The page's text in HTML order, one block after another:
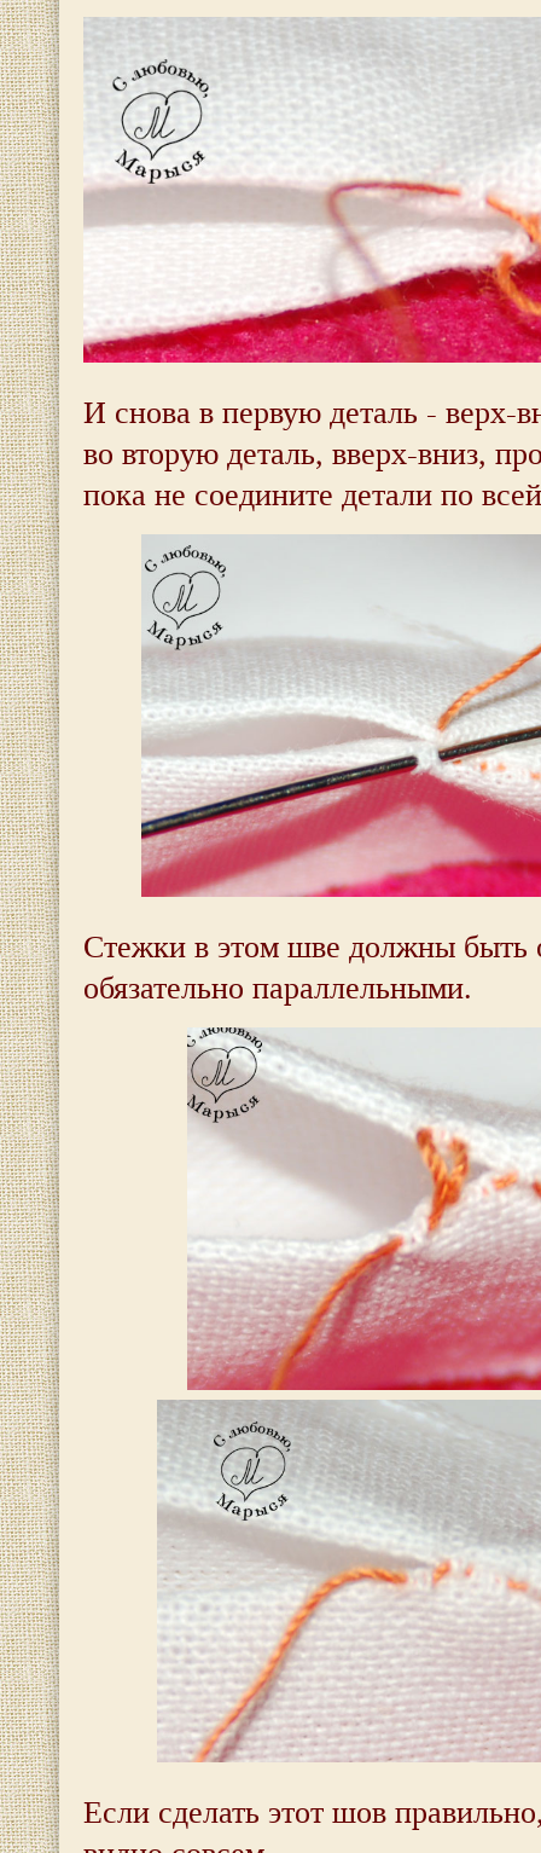
И снова в первую деталь - верх-
во вторую деталь, вверх-вниз,
пока не соедините детали по
Стежки в этом шве должны быть
обязательно параллельными.
Если сделать этот шов